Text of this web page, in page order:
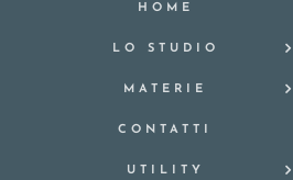
HOME
LO STUDIO
MATERIE
CONTATTI
UTILITY